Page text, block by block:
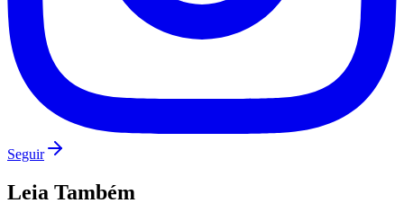
São Paulo
Seguir
Leia Também